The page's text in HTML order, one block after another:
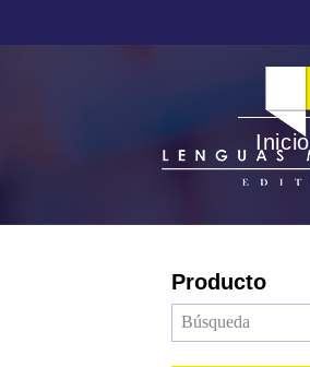
Inicio
Producto